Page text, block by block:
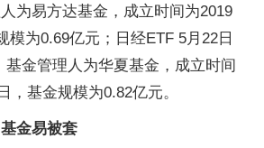
为易方达基金，成立时间为2019
模为0.69亿元；日经ETF 5月22日
基金管理人为华夏基金，成立时间
，基金规模为0.82亿元。
金易被套